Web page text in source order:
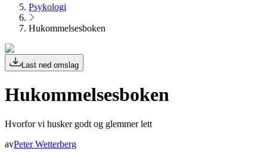
Psykologi
Hukommelsesboken
Last ned omslag
Hukommelsesboken
Hvorfor vi husker godt og glemmer lett
avPeter Wetterberg